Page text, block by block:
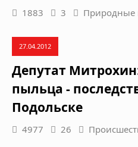
1883 3 Природные
27.04.2012
Депутат
пыльца -
Подольске
4977 26